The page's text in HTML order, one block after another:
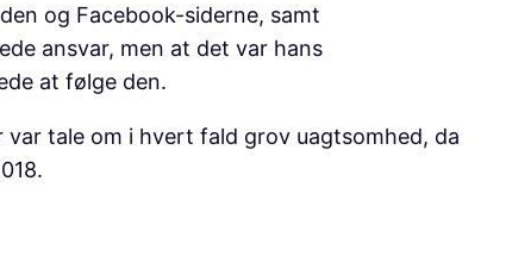
og Facebook-siderne, samt
ansvar, men at det var hans
at følge den.
tale om i hvert fald grov uagtsomhed, da